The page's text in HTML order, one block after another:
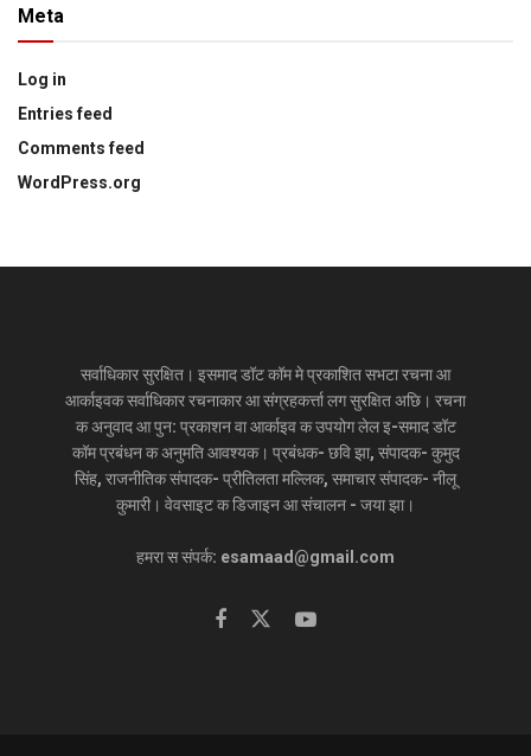
Meta
Log in
Entries feed
Comments feed
WordPress.org
सर्वाधिकार सुरक्षित। इसमाद डॉट कॉम मे प्रकाशित सभटा रचना आ
आर्काइवक सर्वाधिकार रचनाकार आ संग्रहकर्त्ता लग सुरक्षित अछि। रचना
क अनुवाद आ पुन: प्रकाशन वा आर्काइव क उपयोग लेल इ-समाद डॉट
कॉम प्रबंधन क अनुमति आवश्यक। प्रबंधक- छवि झा, संपादक- कुमुद
सिंह, राजनीतिक संपादक- प्रीतिलता मल्लिक, समाचार संपादक- नीलू
कुमारी। वेवसाइट क डिजाइन आ संचालन - जया झा।
हमरा स संपर्क: esamaad@gmail.com